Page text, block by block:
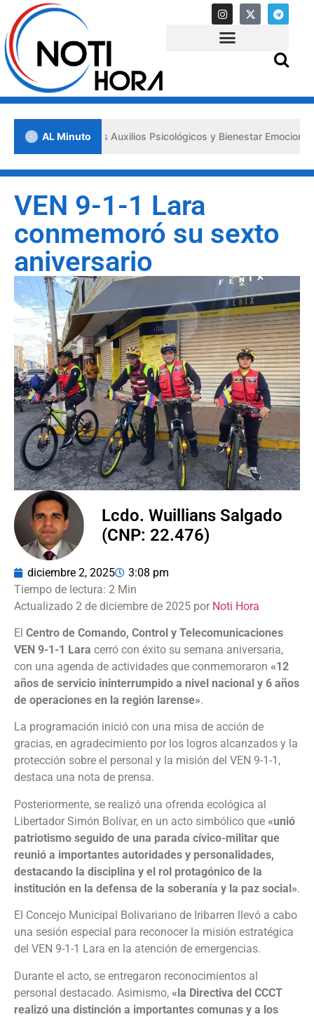
AL Minuto
«Primeros Auxilios Psicológicos y Bienestar Emocional» ante
VEN 9-1-1 Lara
conmemoró su sexto
aniversario
Lcdo. Wuillians Salgado
(CNP: 22.476)
diciembre 2, 2025 3:08 pm
Actualizado 2 de diciembre de 2025 por Noti Hora
El Centro de Comando, Control y Telecomunicaciones
VEN 9-1-1 Lara cerró con éxito su semana aniversaria,
con una agenda de actividades que conmemoraron «12
años de servicio ininterrumpido a nivel nacional y 6 años
de operaciones en la región larense».
La programación inició con una misa de acción de
gracias, en agradecimiento por los logros alcanzados y la
protección sobre el personal y la misión del VEN 9-1-1,
destaca una nota de prensa.
Posteriormente, se realizó una ofrenda ecológica al
Libertador Simón Bolívar, en un acto simbólico que «unió
patriotismo seguido de una parada cívico-militar que
reunió a importantes autoridades y personalidades,
destacando la disciplina y el rol protagónico de la
institución en la defensa de la soberanía y la paz social».
El Concejo Municipal Bolivariano de Iribarren llevó a cabo
una sesión especial para reconocer la misión estratégica
del VEN 9-1-1 Lara en la atención de emergencias.
Durante el acto, se entregaron reconocimientos al
personal destacado. Asimismo, «la Directiva del CCCT
realizó una distinción a importantes comunas y a los